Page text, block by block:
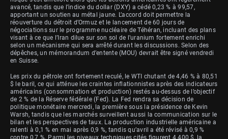
avancé, tandis que l’indice du dollar (DXY) a cédé 0,23 % à 99,57,
apportant un soutien au métal jaune. L’accord doit permettre la
réouverture du détroit d’Ormuz et le lancement de 60 jours de
négociations sur le programme nucléaire de Téhéran, incluant des plans
visant à ce que l’Iran dilue sur son sol de l’uranium fortement enrichi
selon un mécanisme qui sera arrêté durant les discussions. Selon des
dépêches, un mémorandum d’entente (MOU) devrait être signé vendredi
en Suisse.
Les prix du pétrole ont fortement reculé, le WTI chutant de 4,46 % à 80,51
$ le baril, ce qui atténue les craintes inflationnistes après des indicateurs
américains (consommation et production) restés au-dessus de l’objectif
de 2 % de la Réserve fédérale (Fed). La Fed rendra sa décision de
politique monétaire mercredi, la première sous la présidence de Kevin
Warsh, tandis que les marchés surveillent aussi la communication sur le
bilan et les perspectives de taux. La production industrielle américaine a
ralenti à 0,1 % en mai après 0,9 %, tandis qu’avril a été révisé à 0,9 %